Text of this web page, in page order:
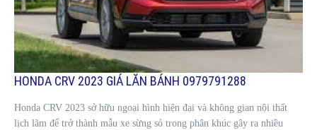
HONDA CRV 2023 GIÁ LĂN BÁNH 0979791288
Honda CRV 2023 sở hữu ngoại hình hiện đại và không gian nội thất
lịch lãm để trở thành mẫu xe sừng sỏ trong phân khúc gây ra nhiều